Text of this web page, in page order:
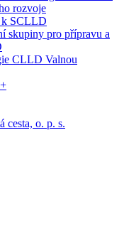
rozvoje
SCLLD
skupiny pro přípravu a
CLLD Valnou
cesta, o. p. s.